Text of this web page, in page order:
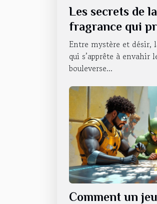
Les secrets de
fragrance qui
révolutionner
Entre mystère et désir,
qui s’apprête à envahir
bouleverse...
Comment un